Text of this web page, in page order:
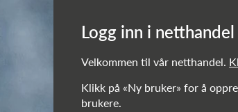
Logg inn i netthandel
Velkommen til vår netthandel.
Klikk på «Ny bruker» for å
brukere.